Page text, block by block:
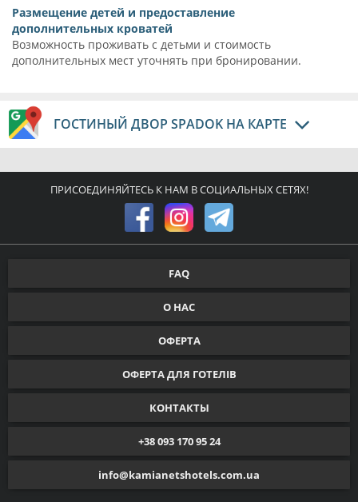
Размещение детей и предоставление
дополнительных кроватей
Возможность проживать с детьми и стоимость
дополнительных мест уточнять при бронировании.
ГОСТИНЫЙ ДВОР SPADOK НА КАРТЕ
ПРИСОЕДИНЯЙТЕСЬ К НАМ В СОЦИАЛЬНЫХ СЕТЯХ!
FAQ
О НАС
ОФЕРТА
ОФЕРТА ДЛЯ ГОТЕЛІВ
КОНТАКТЫ
+38 093 170 95 24
info@kamianetshotels.com.ua